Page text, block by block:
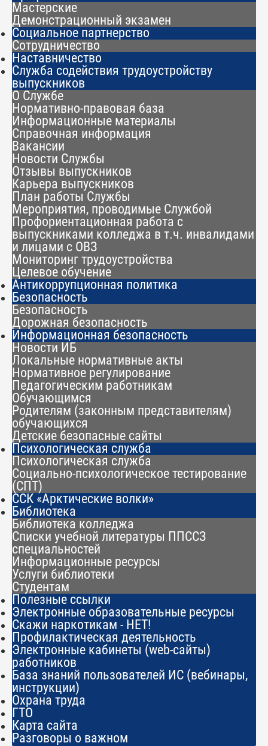
Мастерские
Демонстрационный экзамен
Социальное партнерство
Сотрудничество
Наставничество
Служба содействия трудоустройству
выпускников
О Службе
Нормативно-правовая база
Информационные материалы
Справочная информация
Вакансии
Новости Службы
Отзывы выпускников
Карьера выпускников
План работы Службы
Мероприятия, проводимые Службой
Профориентационная работа с
выпускниками колледжа в т.ч. инвалидами
и лицами с ОВЗ
Мониторинг трудоустройства
Целевое обучение
Антикоррупционная политика
Безопасность
Безопасность
Дорожная безопасность
Информационная безопасность
Новости ИБ
Локальные нормативные акты
Нормативное регулирование
Педагогическим работникам
Обучающимся
Родителям (законным представителям)
обучающихся
Детские безопасные сайты
Психологическая служба
Психологическая служба
Социально-психологическое тестирование
(СПТ)
ССК «Арктические волки»
Библиотека
Библиотека колледжа
Списки учебной литературы ППССЗ
специальностей
Информационные ресурсы
Услуги библиотеки
Студентам
Полезные ссылки
Электронные образовательные ресурсы
Скажи наркотикам - НЕТ!
Профилактическая деятельность
Электронные кабинеты (web-сайты)
работников
База знаний пользователей ИС (вебинары,
инструкции)
Охрана труда
ГТО
Карта сайта
Разговоры о важном